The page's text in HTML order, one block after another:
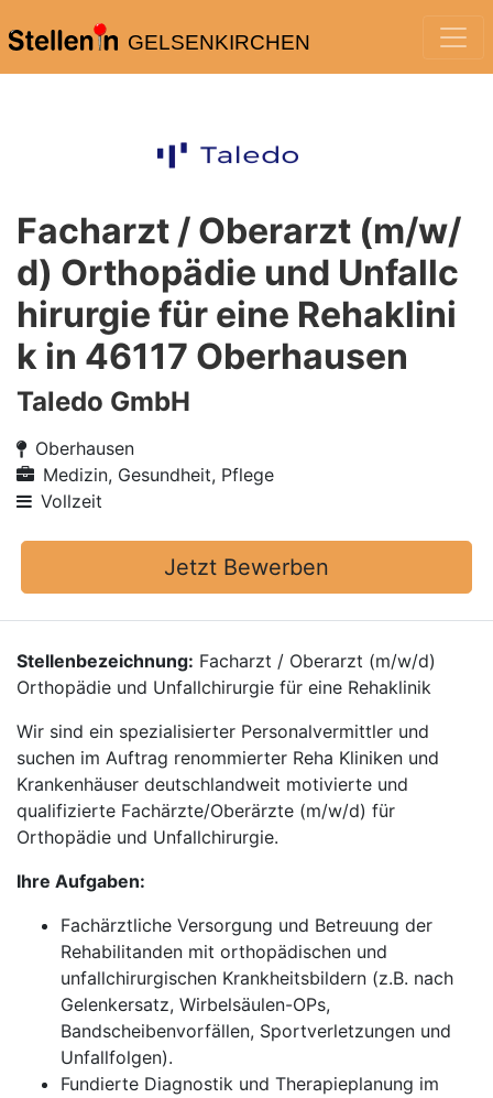
GELSENKIRCHEN
Facharzt / Oberarzt (m/w/
d) Orthopädie und Unfallc
hirurgie für eine Rehaklini
k in 46117 Oberhausen
Taledo GmbH
Oberhausen
Medizin, Gesundheit, Pflege
Vollzeit
Jetzt Bewerben
Stellenbezeichnung: Facharzt / Oberarzt (m/w/d)
Orthopädie und Unfallchirurgie für eine Rehaklinik
Wir sind ein spezialisierter Personalvermittler und
suchen im Auftrag renommierter Reha Kliniken und
Krankenhäuser deutschlandweit motivierte und
qualifizierte Fachärzte/Oberärzte (m/w/d) für
Orthopädie und Unfallchirurgie.
Ihre Aufgaben:
Fachärztliche Versorgung und Betreuung der
Rehabilitanden mit orthopädischen und
unfallchirurgischen Krankheitsbildern (z.B. nach
Gelenkersatz, Wirbelsäulen-OPs,
Bandscheibenvorfällen, Sportverletzungen und
Unfallfolgen).
Fundierte Diagnostik und Therapieplanung im